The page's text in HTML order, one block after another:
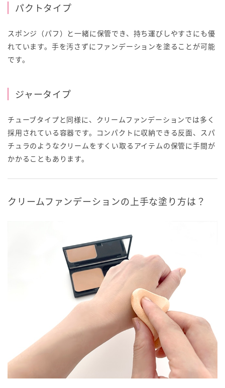
パクトタイプ
スポンジ（パフ）と一緒に保管でき、持ち運びしやすさにも優
れています。手を汚さずにファンデーションを塗ることが可能
です。
ジャータイプ
チューブタイプと同様に、クリームファンデーションでは多く
採用されている容器です。コンパクトに収納できる反面、スパ
チュラのようなクリームをすくい取るアイテムの保管に手間が
かかることもあります。
クリームファンデーションの上手な塗り方は？